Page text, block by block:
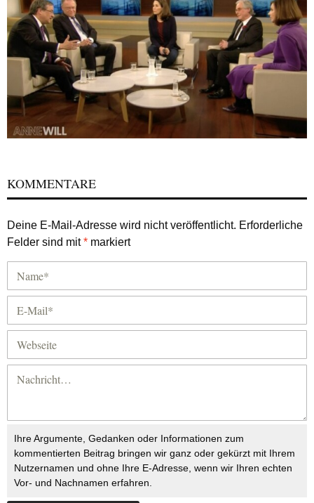
KOMMENTARE
Deine E-Mail-Adresse wird nicht veröffentlicht. Erforderliche
Felder sind mit* markiert
Ihre Argumente, Gedanken oder Informationen zum
kommentierten Beitrag bringen wir ganz oder gekürzt mit Ihrem
Nutzernamen und ohne Ihre E-Adresse, wenn wir Ihren echten
Vor- und Nachnamen erfahren.